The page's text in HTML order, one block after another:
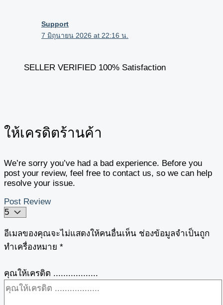
Support
7 มิถุนายน 2026 at 22:16 น.
SELLER VERIFIED 100% Satisfaction
ให้เครดิตร้านค้า
We’re sorry you’ve had a bad experience. Before you
post your review, feel free to contact us, so we can help
resolve your issue.
Post Review
อีเมลของคุณจะไม่แสดงให้คนอื่นเห็น ช่องข้อมูลจำเป็นถูก
ทำเครื่องหมาย *
คุณให้เครดิต ..................